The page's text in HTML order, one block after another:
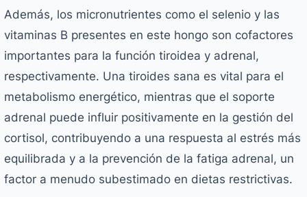
Además, los micronutrientes como el selenio y las
vitaminas B presentes en este hongo son cofactores
importantes para la función tiroidea y adrenal,
respectivamente. Una tiroides sana es vital para el
metabolismo energético, mientras que el soporte
adrenal puede influir positivamente en la gestión del
cortisol, contribuyendo a una respuesta al estrés más
equilibrada y a la prevención de la fatiga adrenal, un
factor a menudo subestimado en dietas restrictivas.